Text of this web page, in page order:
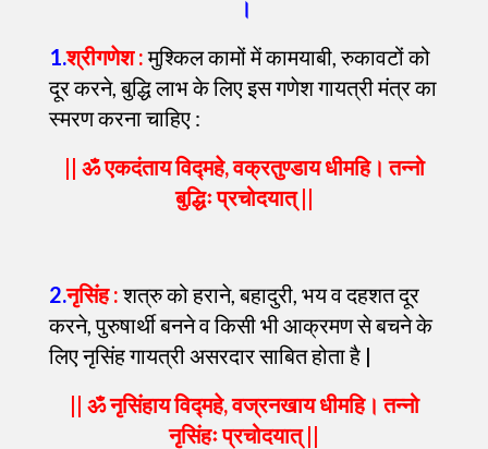
।
1.श्रीगणेश :मुश्किल कामों में कामयाबी, रुकावटों को
दूर करने, बुद्धि लाभ के लिए इस गणेश गायत्री मंत्र का
स्मरण करना चाहिए :
|| ॐ एकदंताय विद्महे, वक्रतुण्डाय धीमहि। तन्नो
बुद्धिः प्रचोदयात् ||
2.नृसिंह :शत्रु को हराने, बहादुरी, भय व दहशत दूर
करने, पुरुषार्थी बनने व किसी भी आक्रमण से बचने के
लिए नृसिंह गायत्री असरदार साबित होता है |
|| ॐ नृसिंहाय विद्महे, वज्रनखाय धीमहि। तन्नो
नृसिंहः प्रचोदयात् ||